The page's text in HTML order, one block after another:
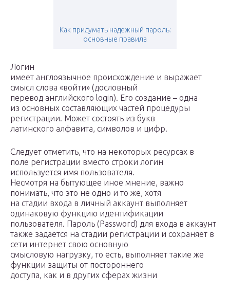
Как придумать надежный пароль:
основные правила
Логин
имеет англоязычное происхождение и выражает
смысл слова «войти» (дословный
перевод английского login). Его создание – одна
из основных составляющих частей процедуры
регистрации. Может состоять из букв
латинского алфавита, символов и цифр.
Следует отметить, что на некоторых ресурсах в
поле регистрации вместо строки логин
используется имя пользователя.
Несмотря на бытующее иное мнение, важно
понимать, что это не одно и то же, хотя
на стадии входа в личный аккаунт выполняет
одинаковую функцию идентификации
пользователя. Пароль (Password) для входа в аккаунт
также задается на стадии регистрации и сохраняет в
сети интернет свою основную
смысловую нагрузку, то есть, выполняет такие же
функции защиты от постороннего
доступа, как и в других сферах жизни